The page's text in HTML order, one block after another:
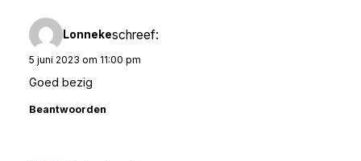
Lonnekeschreef:
5 juni 2023 om 11:00 pm
Goed bezig
Beantwoorden